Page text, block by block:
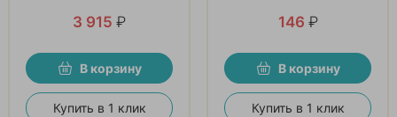
3 915 ₽
В корзину
Купить в 1 клик
146 ₽
В корзину
Купить в 1 клик